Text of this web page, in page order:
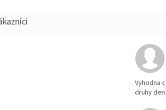
obchodu je 5 z 5 hviezdičiek.
Vyhodna
druhy den.